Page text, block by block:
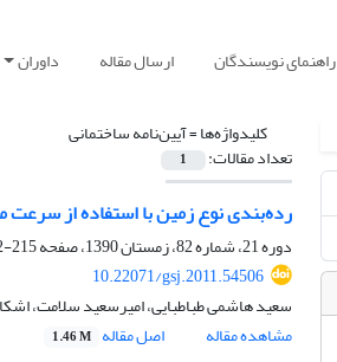
راهنمای نویسندگان ارسال مقاله داوران
کلیدواژه‌ها =آیین‌نامه ساختمانی
تعداد مقالات: 1
رده‌‌بندی نوع زمین با استفاده از
دوره 21، شماره 82، زمستان 1390، صفحه
215-222
10.22071/gsj.2011.54506
سعید هاشمی طباطبایی، امیرسعید سلامت،
مشاهده مقاله
اصل مقاله 1.46 M